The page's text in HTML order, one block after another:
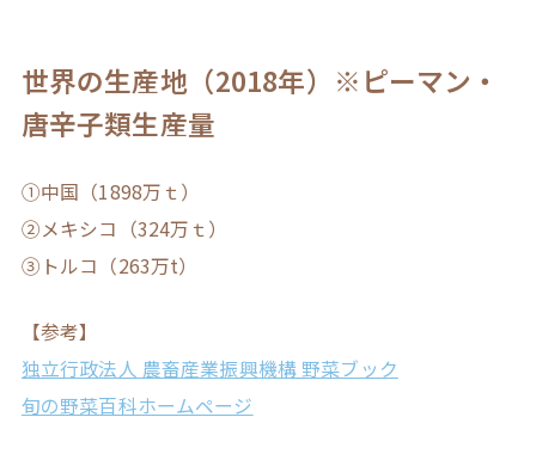
世界の生産地（2018年）※ピーマン・
唐辛子類生産量
①中国（1898万ｔ）
②メキシコ（324万ｔ）
③トルコ（263万t）
【参考】
独立行政法人 農畜産業振興機構 野菜ブック
旬の野菜百科ホームページ